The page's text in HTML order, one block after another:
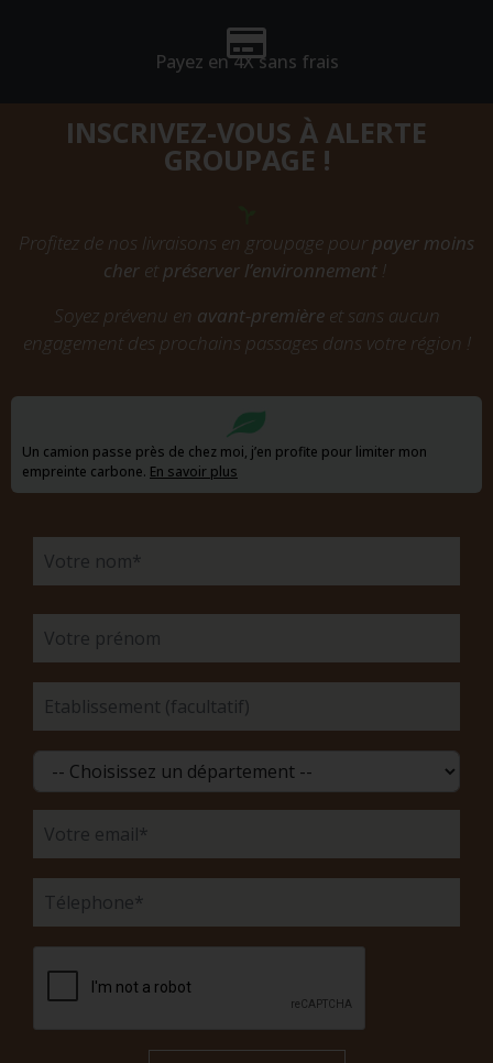
Payez en 4X sans frais
INSCRIVEZ-VOUS À ALERTE
GROUPAGE !
Profitez de nos livraisons en groupage pourpayer moins
cheret préserver l’environnement!
Soyez prévenu en avant-premièreet sans aucun
engagement des prochains passages dans votre région !
Un camion passe près de chez moi, j’en profite pour limiter mon
empreinte carbone. En savoir plus